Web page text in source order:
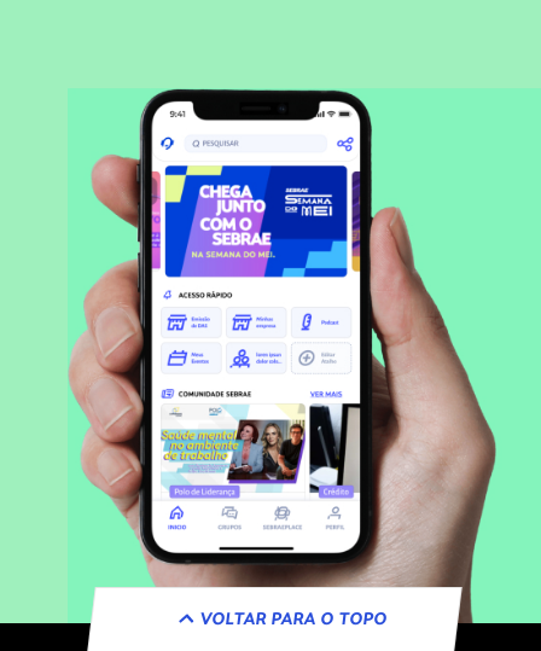
VOLTAR PARA O TOPO